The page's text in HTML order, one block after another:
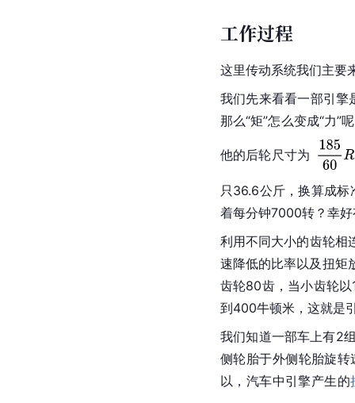
工作过程
这里传动系统我们主要
我们先来看看一部引擎
那么“矩”怎么变成“力”
他的后轮尺寸为
只36.6公斤，换算成
着每分钟7000转？幸好
利用不同大小的齿轮相
速降低的比率以及扭矩
齿轮80齿，当小齿轮
到400牛顿米，这就是
我们知道一部车上有2
侧轮胎于外侧轮胎旋
以，汽车中引擎产生的